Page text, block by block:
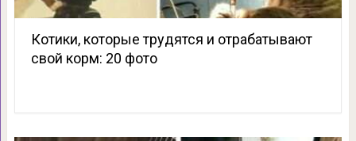
Котики, которые трудятся и отрабатывают
свой корм: 20 фото